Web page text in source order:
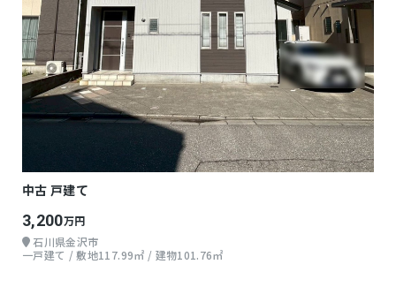
中古 戸建て
3,200万円
石川県金沢市
一戸建て / 敷地117.99㎡ / 建物101.76㎡